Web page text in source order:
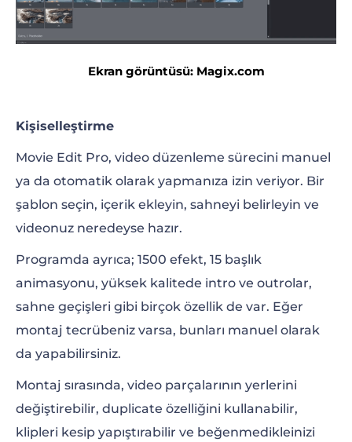
Ekran görüntüsü: Magix.com
Kişiselleştirme
Movie Edit Pro, video düzenleme sürecini manuel
ya da otomatik olarak yapmanıza izin veriyor. Bir
şablon seçin, içerik ekleyin, sahneyi belirleyin ve
videonuz neredeyse hazır.
Programda ayrıca; 1500 efekt, 15 başlık
animasyonu, yüksek kalitede intro ve outrolar,
sahne geçişleri gibi birçok özellik de var. Eğer
montaj tecrübeniz varsa, bunları manuel olarak
da yapabilirsiniz.
Montaj sırasında, video parçalarının yerlerini
değiştirebilir, duplicate özelliğini kullanabilir,
klipleri kesip yapıştırabilir ve beğenmedikleinizi